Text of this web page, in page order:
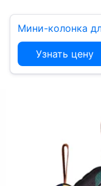
Мини-колонка
Узнать цену